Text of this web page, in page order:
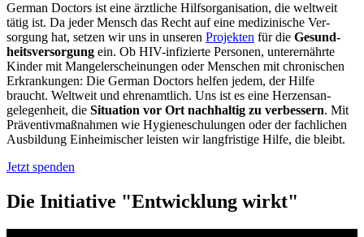
German Doctors ist eine ärztliche Hilfs­organisation, die welt­weit
tätig ist. Da jeder Mensch das Recht auf eine medizinische Ver­
sorgung hat, setzen wir uns in unseren Projekten für die Gesund­
heits­ver­sorgung ein. Ob HIV-infizierte Personen, unter­ernährte
Kinder mit Mangel­erscheinungen oder Menschen mit chronischen
Er­krankungen: Die German Doctors helfen jedem, der Hilfe
braucht. Welt­weit und ehren­amtlich. Uns ist es eine Herzens­an­
gelegen­heit, die Situation vor Ort nach­haltig zu ver­bessern. Mit
Präventiv­maß­nahmen wie Hygiene­schulungen oder der fach­lichen
Aus­bildung Ein­heimischer leisten wir lang­fristige Hilfe, die bleibt.
Jetzt spenden
Die Initiative "Entwicklung wirkt"